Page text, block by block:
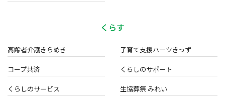
くらす
高齢者介護きらめき 子育て支援ハーツきっず
コープ共済 くらしのサポート
くらしのサービス 生協葬祭 みれい